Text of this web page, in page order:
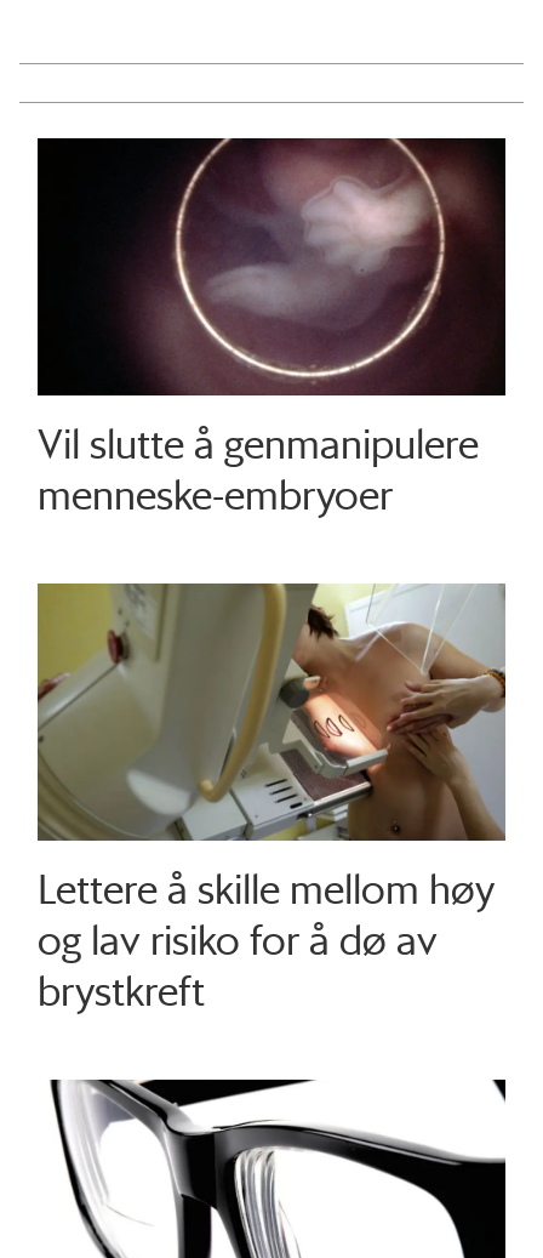
Vil slutte å genmanipulere
menneske-embryoer
Lettere å skille mellom høy
og lav risiko for å dø av
brystkreft